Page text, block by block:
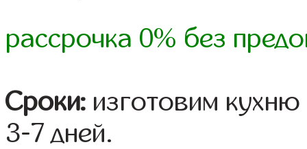
рассрочка 0% без
Сроки: изготовим
3-7 дней.